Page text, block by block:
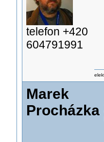
telefon +420
604791991
Marek
Procházka